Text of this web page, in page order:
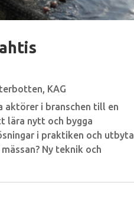
, KAG
aktörer i branschen till en
lära nytt och bygga
i praktiken och utbyta
Ny teknik och